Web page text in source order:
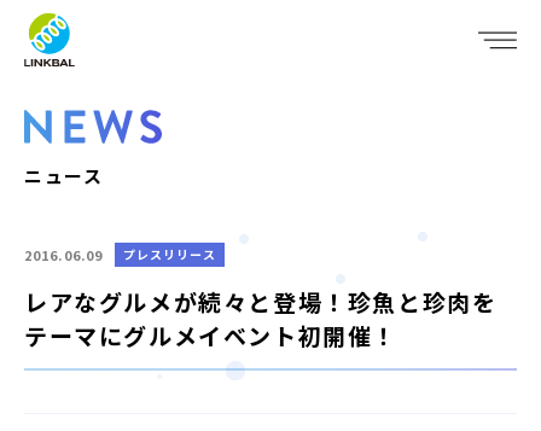
WHO WE ARE
SERVICE
IR
RECRUIT
JP
ニュース
2016.06.09 プレスリリース
レアなグルメが続々と登場！珍魚と珍肉を
テーマにグルメイベント初開催！